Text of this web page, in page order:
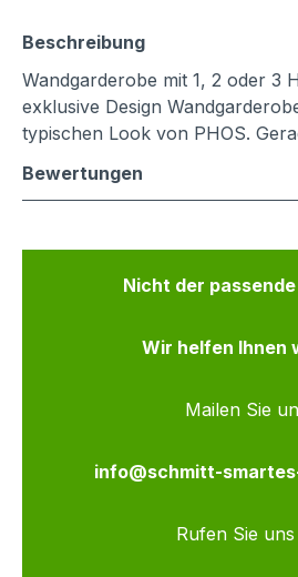
Beschreibung
Wandgarderobe mit 1, 2 oder 3
exklusive Design
typischen Look von PHOS.
Bewertungen
Nicht der
Wir helfen Ihnen
Mailen Sie
info@schmitt-
Rufen Sie